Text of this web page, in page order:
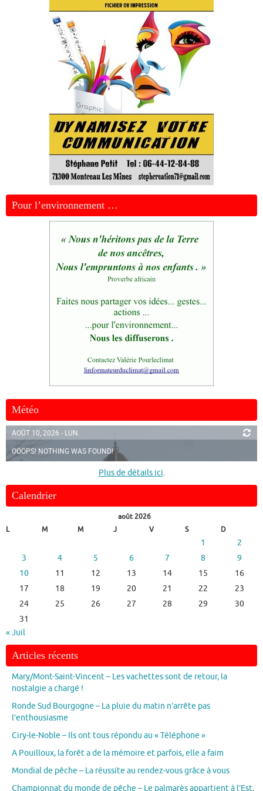
Pour l’environnement …
Météo
AOÛT 10, 2026 - LUN.
OOOPS! NOTHING WAS FOUND!
Plus de détails ici.
Calendrier
août 2026
L
M M J V S D
1
2
3
4 5 6 7 8
9
10
11 12 13 14 15
16
17
18 19 20 21 22
23
24
25 26 27 28 29
30
31
« Juil
Articles récents
Mary/Mont-Saint-Vincent – Les vachettes sont de retour, la
nostalgie a chargé !
Ronde Sud Bourgogne – La pluie du matin n’arrête pas
l’enthousiasme
Ciry-le-Noble – Ils ont tous répondu au « Téléphone »
A Pouilloux, la forêt a de la mémoire et parfois, elle a faim
Mondial de pêche – La réussite au rendez-vous grâce à vous
Championnat du monde de pêche – Le palmarès appartient à l’Est,